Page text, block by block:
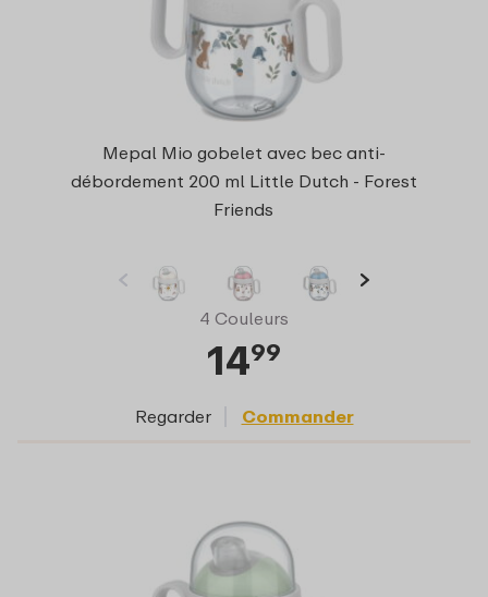
Mepal Mio gobelet avec bec anti-
débordement 200 ml Little Dutch - Forest
Friends
4 Couleurs
1499
Regarder Commander